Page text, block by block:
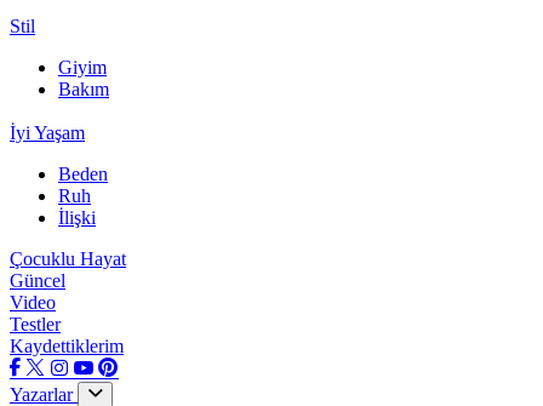
Stil
Giyim
Bakım
İyi Yaşam
Beden
Ruh
İlişki
Çocuklu Hayat
Güncel
Video
Testler
Kaydettiklerim
Yazarlar